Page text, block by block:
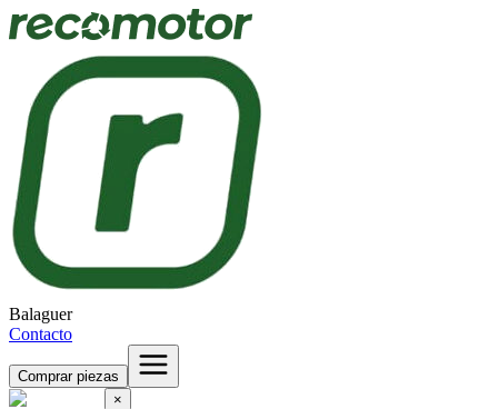
Balaguer
Contacto
Comprar piezas
×